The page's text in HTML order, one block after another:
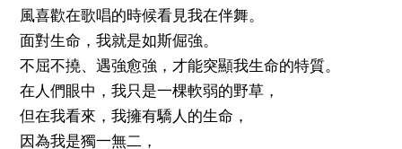
風喜歡在歌唱的時候看見我在伴舞。
面對生命，我就是如斯倔強。
不屈不撓、遇強愈強，才能突顯我生命的特質。
在人們眼中，我只是一棵軟弱的野草，
但在我看來，我擁有驕人的生命，
因為我是獨一無二，